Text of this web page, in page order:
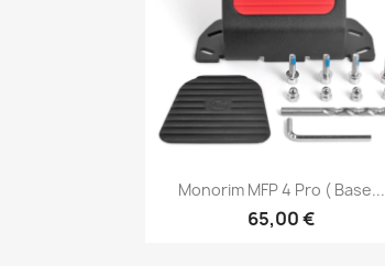
Vista rápida
Monorim MFP 4 Pro ( Base...
65,00 €